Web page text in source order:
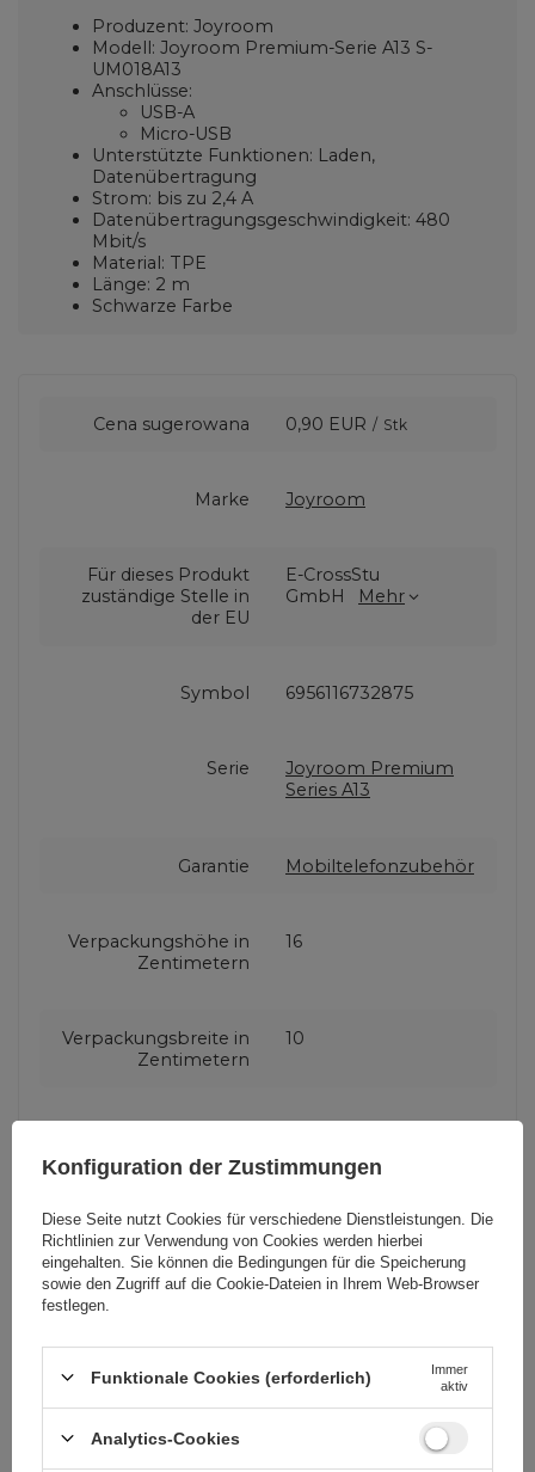
Produzent: Joyroom
Modell: Joyroom Premium-Serie A13 S-
UM018A13
Anschlüsse:
USB-A
Micro-USB
Unterstützte Funktionen: Laden,
Datenübertragung
Strom: bis zu 2,4 A
Datenübertragungsgeschwindigkeit: 480
Mbit/s
Material: TPE
Länge: 2 m
Schwarze Farbe
Cena sugerowana 0,90 EUR / Stk
Marke Joyroom
Für dieses Produkt
zuständige Stelle in
der EU
E-CrossStu
GmbH
Mehr
Symbol 6956116732875
Serie
Joyroom Premium
Series A13
Garantie Mobiltelefonzubehör
Verpackungshöhe in
Zentimetern
16
Verpackungsbreite in
Zentimetern
10
Zentimetern
Produzenten-Code S-UM018A13B2
Zusatzfunktionen
Maximale
Stromstärke
2.4 A
Konfiguration der Zustimmungen
Diese Seite nutzt Cookies für verschiedene Dienstleistungen. Die
Richtlinien zur Verwendung von Cookies werden hierbei
eingehalten. Sie können die Bedingungen für die Speicherung
sowie den Zugriff auf die Cookie-Dateien in Ihrem Web-Browser
festlegen.
Funktionale Cookies (erforderlich)
Immer
aktiv
Analytics-Cookies